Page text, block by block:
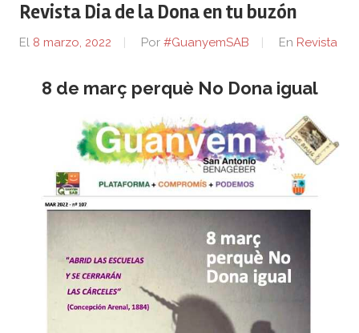
Revista Dia de la Dona en tu buzón
El 8 marzo, 2022 Por #GuanyemSAB En Revista
8 de març perquè No Dona igual